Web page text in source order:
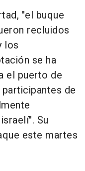
"el buque
recluidos
los
se ha
el puerto de
de
Su
este martes